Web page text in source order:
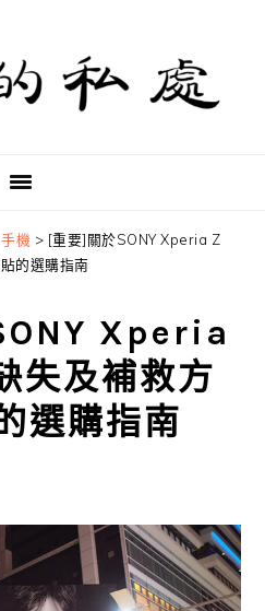
手機 > [重要]關於SONY Xperia Z
的選購指南
Xperia
失及補救方
選購指南